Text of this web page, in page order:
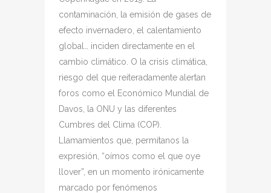
contaminación, la emisión de gases de
efecto invernadero, el calentamiento
global… inciden directamente en el
cambio climático. O la crisis climática,
riesgo del que reiteradamente alertan
foros como el Económico Mundial de
Davos, la ONU y las diferentes
Cumbres del Clima (COP).
Llamamientos que, permítanos la
expresión, “oímos como el que oye
llover”, en un momento irónicamente
marcado por fenómenos